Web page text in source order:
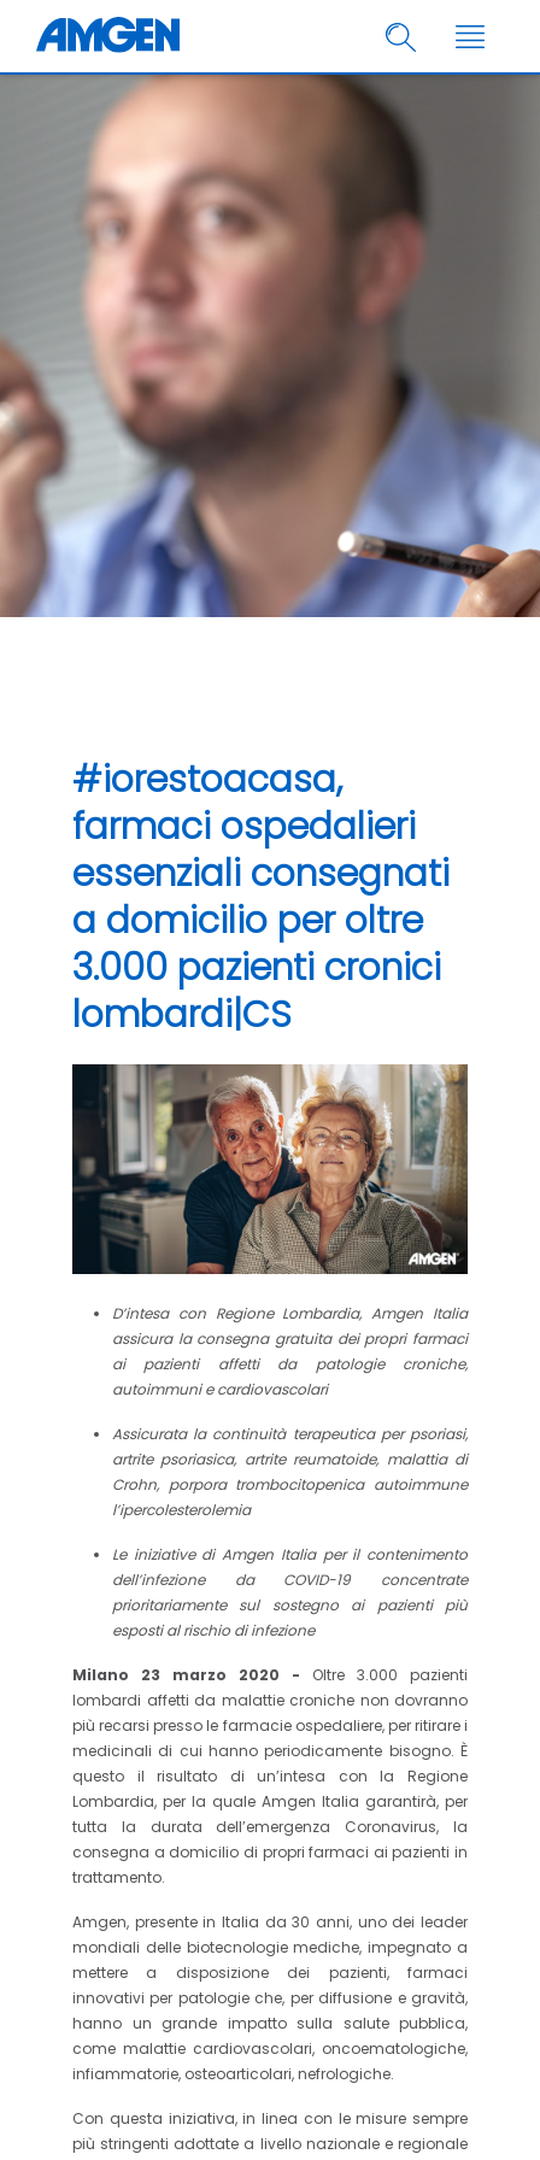
#iorestoacasa,
farmaci ospedalieri
essenziali consegnati
a domicilio per oltre
3.000 pazienti cronici
lombardi|CS
D’intesa con Regione Lombardia, Amgen Italia
assicura la consegna gratuita dei propri farmaci
ai pazienti affetti da patologie croniche,
autoimmuni e cardiovascolari
Assicurata la continuità terapeutica per psoriasi,
artrite psoriasica, artrite reumatoide, malattia di
Crohn, porpora trombocitopenica autoimmune
l’ipercolesterolemia
Le iniziative di Amgen Italia per il contenimento
dell’infezione da COVID-19 concentrate
prioritariamente sul sostegno ai pazienti più
esposti al rischio di infezione
Milano 23 marzo 2020 - Oltre 3.000 pazienti
lombardi affetti da malattie croniche non dovranno
più recarsi presso le farmacie ospedaliere, per ritirare i
medicinali di cui hanno periodicamente bisogno. È
questo il risultato di un’intesa con la Regione
Lombardia, per la quale Amgen Italia garantirà, per
tutta la durata dell’emergenza Coronavirus, la
consegna a domicilio di propri farmaci ai pazienti in
trattamento.
Amgen, presente in Italia da 30 anni, uno dei leader
mondiali delle biotecnologie mediche, impegnato a
mettere a disposizione dei pazienti, farmaci
innovativi per patologie che, per diffusione e gravità,
hanno un grande impatto sulla salute pubblica,
come malattie cardiovascolari, oncoematologiche,
infiammatorie, osteoarticolari, nefrologiche.
Con questa iniziativa, in linea con le misure sempre
più stringenti adottate a livello nazionale e regionale